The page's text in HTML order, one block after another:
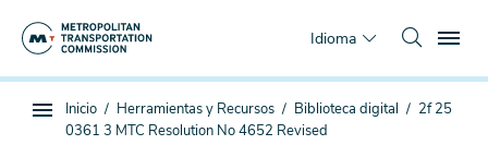
Idioma
Navegación
Estás
aquí
Inicio Herramientas y Recursos Biblioteca digital
2f 25
0361 3 MTC Resolution No 4652 Revised